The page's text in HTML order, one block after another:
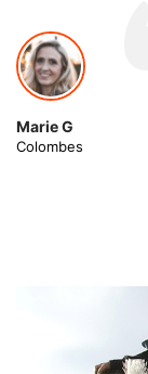
Marie G
Colombes